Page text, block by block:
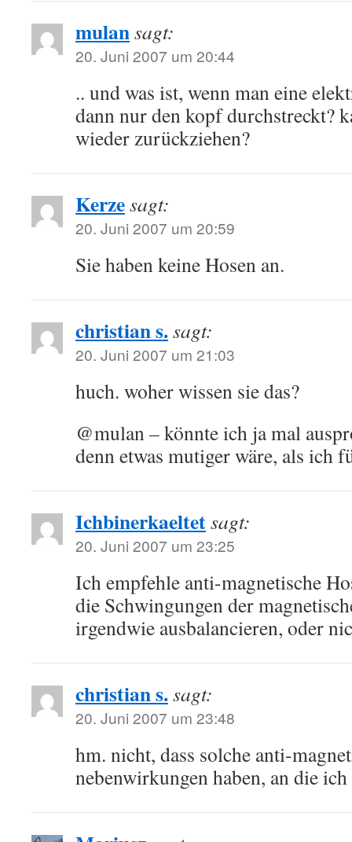
mulansagt:
20. Juni 2007 um 20:44
.. und was ist, wenn man eine
dann nur den kopf durchstreckt?
wieder zurückziehen?
Kerzesagt:
20. Juni 2007 um 20:59
Sie haben keine Hosen an.
christian s.sagt:
20. Juni 2007 um 21:03
huch. woher wissen sie das?
@mulan – könnte ich ja mal
denn etwas mutiger wäre, als ich
Ichbinerkaeltetsagt:
20. Juni 2007 um 23:25
Ich empfehle anti-magnetische
die Schwingungen der
irgendwie ausbalancieren, oder
christian s.sagt:
20. Juni 2007 um 23:48
hm. nicht, dass solche anti-
nebenwirkungen haben, an die